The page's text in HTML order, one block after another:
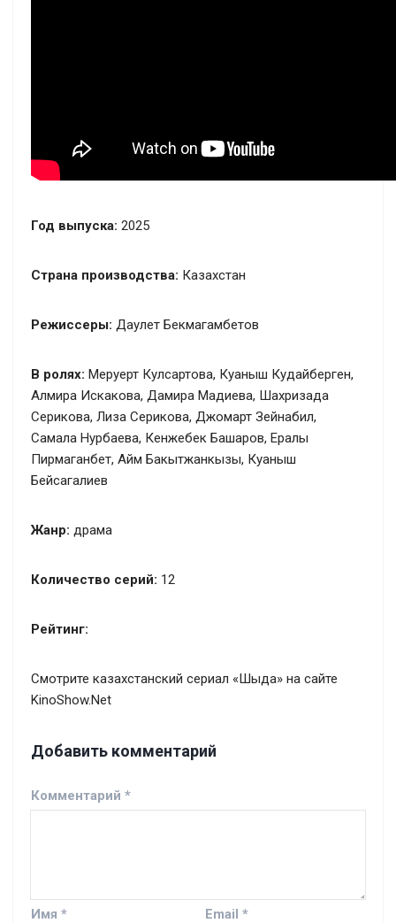
Год выпуска: 2025
Страна производства: Казахстан
Режиссеры: Даулет Бекмагамбетов
В ролях: Меруерт Кулсартова, Куаныш Кудайберген,
Алмира Искакова, Дамира Мадиева, Шахризада
Серикова, Лиза Серикова, Джомарт Зейнабил,
Самала Нурбаева, Кенжебек Башаров, Ералы
Пирмаганбет, Айм Бакытжанкызы, Куаныш
Бейсагалиев
Жанр: драма
Количество серий: 12
Рейтинг:
Смотрите казахстанский сериал «Шыда» на сайте
KinoShow.Net
Добавить комментарий
Комментарий *
Имя * Email *